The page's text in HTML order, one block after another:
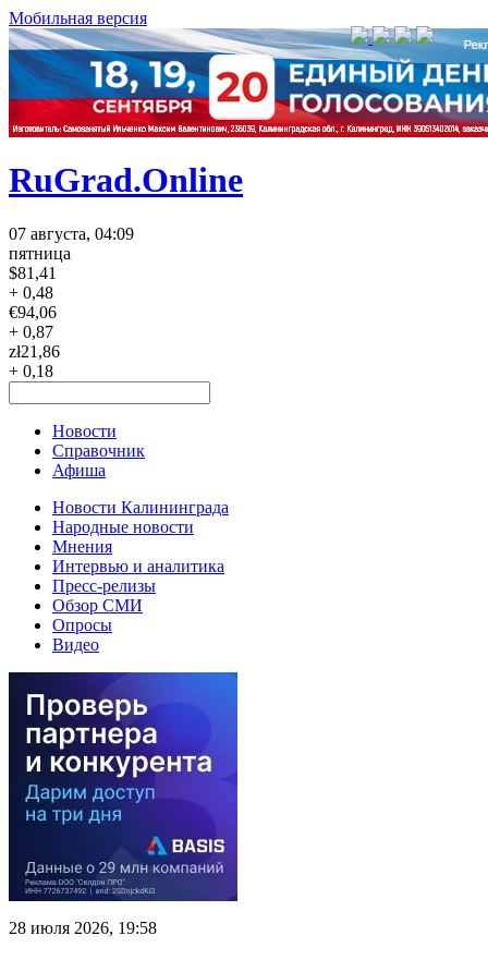
Мобильная версия
RuGrad.Online
07 августа, 04:09
пятница
$81,41
+ 0,48
€94,06
+ 0,87
zł21,86
+ 0,18
Новости
Справочник
Афиша
Новости Калининграда
Народные новости
Мнения
Интервью и аналитика
Пресс-релизы
Обзор СМИ
Опросы
Видео
28 июля 2026, 19:58